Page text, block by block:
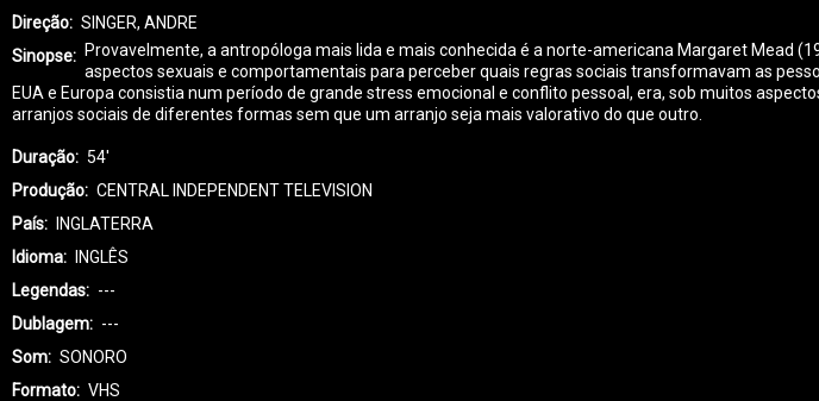
Direção
SINGER, ANDRE
Sinopse
Provavelmente, a antropóloga mais lida e mais conhecida é a norte-americana Margaret Mead
aspectos sexuais e comportamentais para perceber quais regras sociais transformavam as
EUA e Europa consistia num período de grande stress emocional e conflito pessoal, era, sob muitos
arranjos sociais de diferentes formas sem que um arranjo seja mais valorativo do que outro.
Duração
54'
Produção
CENTRAL INDEPENDENT TELEVISION
País
INGLATERRA
Idioma
INGLÊS
Legendas
---
Dublagem
---
Som
SONORO
Formato
VHS